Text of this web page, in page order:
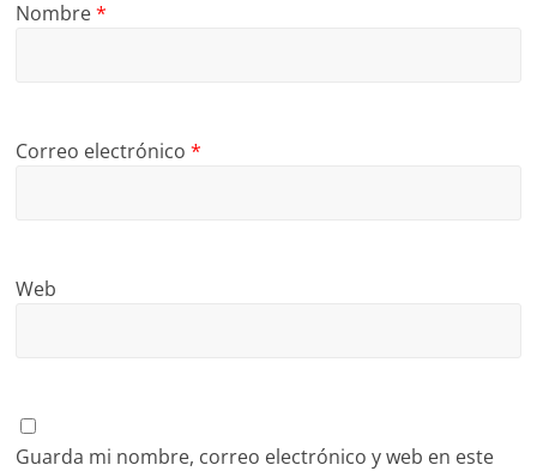
Nombre*
Correo electrónico*
Web
Guarda mi nombre, correo electrónico y web en este